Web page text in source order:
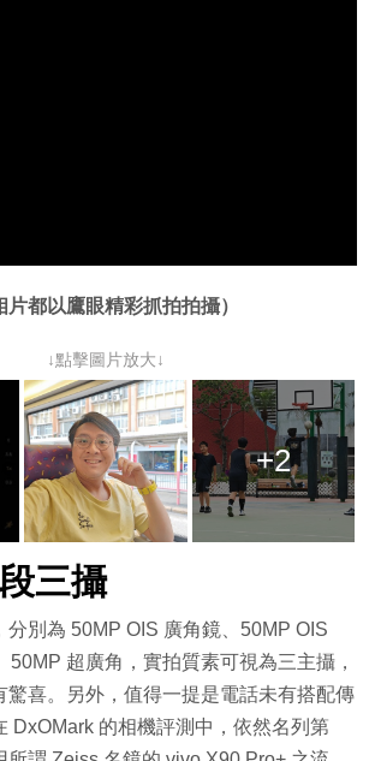
都以鷹眼精彩抓拍拍攝）
↓點擊圖片放大↓
+2
三攝
分別為 50MP OIS 廣角鏡、50MP OIS
50MP 超廣角，實拍質素可視為三主攝，
驚喜。另外，值得一提是電話未有搭配傳
DxOMark 的相機評測中，依然名列第